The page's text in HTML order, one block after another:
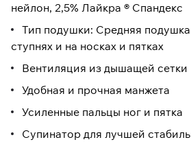
нейлон, 2,5% Лайкра ® Спандекс
Тип подушки: Средняя
ступнях и на носках и пятках
Вентиляция из дышащей сетки
Удобная и прочная манжета
Усиленные пальцы ног и пятка
Супинатор для лучшей